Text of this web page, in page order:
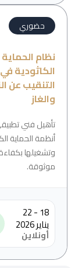
حضوري
نظام الحماية
الكاثودية
التنقيب عن
والغاز
تأهيل فني
أنظمة الحماية
وتشغيلها
موثوقة.
18 - 22
يناير 2026
أونلاين